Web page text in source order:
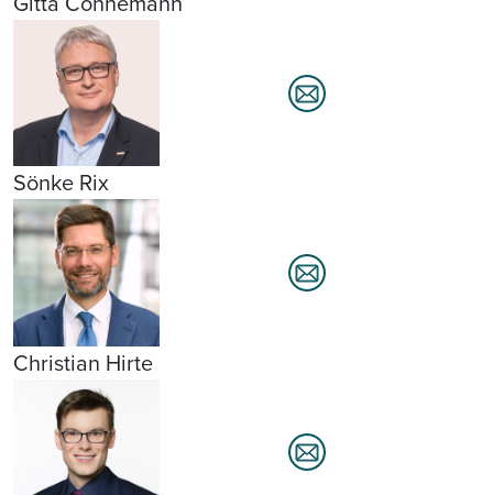
Sönke Rix
Christian Hirte